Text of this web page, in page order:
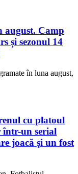
august. Camp
și sezonul 14
în luna august,
cu platoul
într-un serial
joacă şi un fost